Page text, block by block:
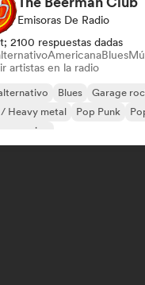
Emisoras De Radio
2100 respuestas dadas
AmericanaBlues
artistas en la radio
Blues Garage
Heavy metal
Pop Punk